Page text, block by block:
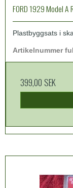
FORD 1929 Model A
Plastbyggsats i
Artikelnummer
399,00 SEK